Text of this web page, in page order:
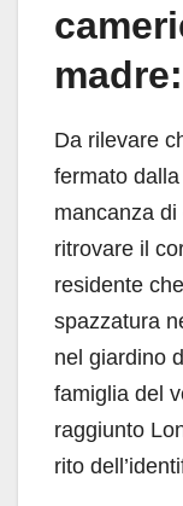
Da rilevare
fermato
mancanza
ritrovare il
residente
spazzatura
nel giardino
famiglia del
raggiunto
rito